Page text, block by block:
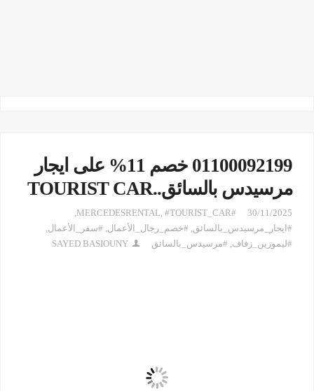
01100092199 خصم 11% على ايجار
مرسيدس بالسائق..TOURIST CAR
30/11/2025
#MERCEDESRENTAL
, #TOURIST_CAR
,
#ايجار_مرسيدس_بالسائق, #خصم_رجال_الأعمال, #سفر_الأعمال,
#ليموزين_زفاف, #مرسيدس_بالسائق SAYED BASIOUNY